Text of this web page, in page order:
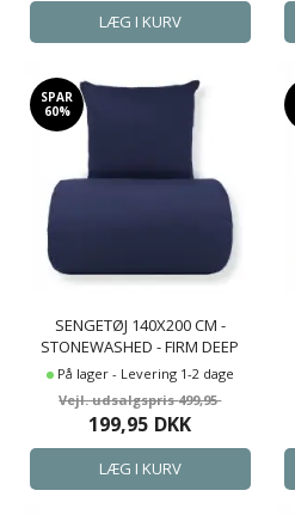
SPAR
60%
SENGETØJ 140X200 CM -
STONEWASHED - FIRM DEEP
BLUE
På lager - Levering 1-2 dage
499,95
199,95 DKK